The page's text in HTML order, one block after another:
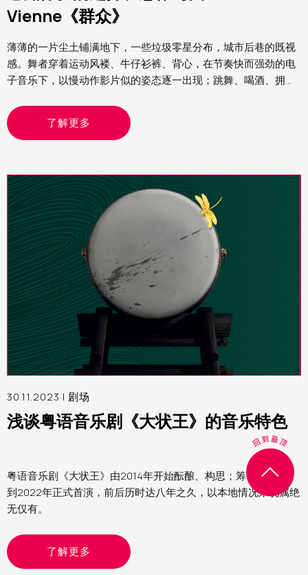
Vienne《群众》
薄薄的一片尘土铺满地下，一些垃圾零星分布，城市后巷的既视
感。舞者穿着运动风褛、牛仔衫裤、背心，在节奏快而强劲的电
子音乐下，以慢动作影片似的姿态逐一出现；跳舞、喝酒、拥
经历过Rave party（锐舞派对）的模样
了解更多
30.11.2023 | 剧场
浅谈粤语音乐剧《大状王》的音乐特色
粤语音乐剧《大状王》由2014年开始酝酿、构思；筹备、创作，
到2022年正式首演，前后历时达八年之久，以本地情况来说属绝
无仅有。
了解更多